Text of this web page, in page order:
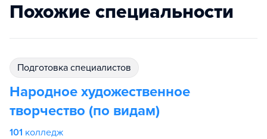
Похожие специальности
подготовка специалистов
Народное художественное
творчество (по видам)
101 колледж